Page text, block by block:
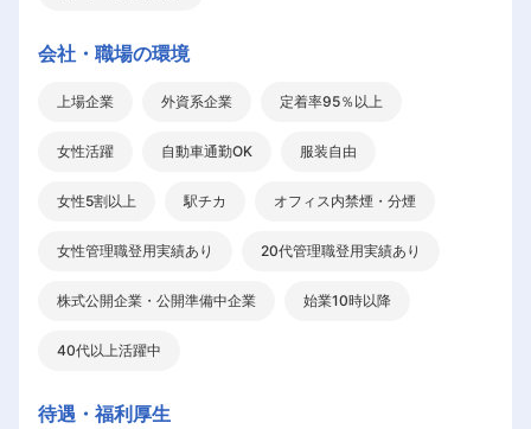
会社・職場の環境
上場企業 外資系企業 定着率95％以上
女性活躍 自動車通勤OK 服装自由
女性5割以上 駅チカ オフィス内禁煙・分煙
女性管理職登用実績あり 20代管理職登用実績あり
株式公開企業・公開準備中企業 始業10時以降
40代以上活躍中
待遇・福利厚生